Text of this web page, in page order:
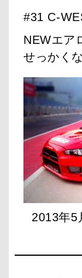
#31 C-
NEWエア
せっかく
2013年5